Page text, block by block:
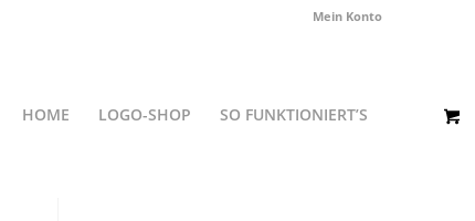
Mein Konto
HOME LOGO-SHOP SO FUNKTIONIERT’S